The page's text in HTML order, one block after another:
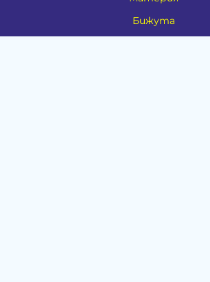
Бижута